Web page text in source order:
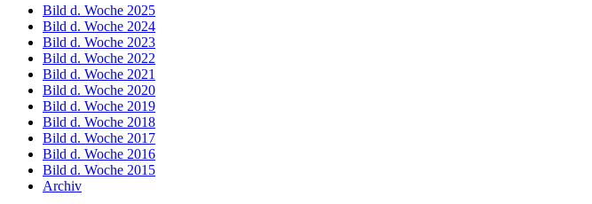
Bild d. Woche 2025
Bild d. Woche 2024
Bild d. Woche 2023
Bild d. Woche 2022
Bild d. Woche 2021
Bild d. Woche 2020
Bild d. Woche 2019
Bild d. Woche 2018
Bild d. Woche 2017
Bild d. Woche 2016
Bild d. Woche 2015
Archiv